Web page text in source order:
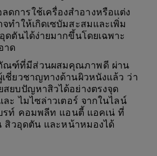
ดการใช้เครื่องสำอางหรือแต่ง
ทำให้เกิดเซบัมสะสมและเพิ่ม
ดตันได้ง่ายมากขึ้นโดยเฉพาะ
าด
ณฑ์ที่มีส่วนผสมคุณภาพดี ผ่าน
ชี่ยวชาญทางด้านผิวหนังแล้ว ว่า
ยบปัญหาสิวได้อย่างตรงจุด
ละ ไมไซล่าวเตอร์ จากในไลน์
รท์ คอมพลีท แอนตี้ แอคเน่ ที่
สิวอุดตัน และหน้าหมองได้